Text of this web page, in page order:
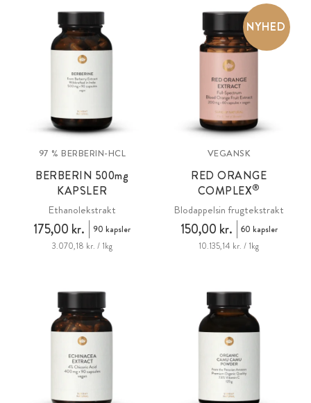
97 % BERBERIN-HCL
BERBERIN 500mg
KAPSLER
Ethanolekstrakt
175,00 kr.
90 kapsler
3.070,18 kr. / 1kg
NYHED
VEGANSK
RED ORANGE
COMPLEX®
Blodappelsin frugtekstrakt
150,00 kr.
60 kapsler
10.135,14 kr. / 1kg